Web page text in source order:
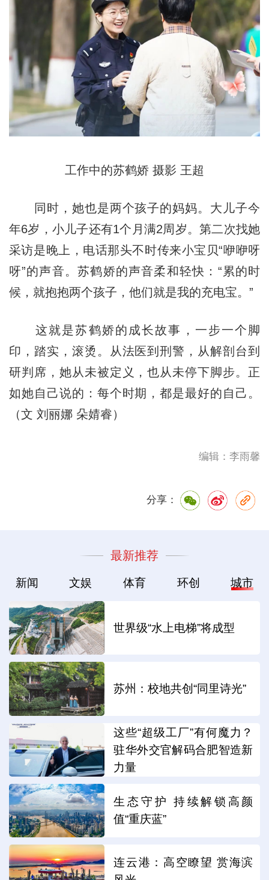
工作中的苏鹤娇 摄影 王超
同时，她也是两个孩子的妈妈。大儿子今
年6岁，小儿子还有1个月满2周岁。第二次找她
采访是晚上，电话那头不时传来小宝贝“咿咿呀
呀”的声音。苏鹤娇的声音柔和轻快：“累的时
候，就抱抱两个孩子，他们就是我的充电宝。”
这就是苏鹤娇的成长故事，一步一个脚
印，踏实，滚烫。从法医到刑警，从解剖台到
研判席，她从未被定义，也从未停下脚步。正
如她自己说的：每个时期，都是最好的自己。
（文 刘丽娜 朵婧睿）
编辑：李雨馨
分享：
最新推荐
新闻 文娱 体育 环创 城市
世界级“水上电梯”将成型
苏州：校地共创“同里诗光”
这些“超级工厂”有何魔力？
驻华外交官解码合肥智造新
力量
生态守护 持续解锁高颜
值“重庆蓝”
连云港：高空瞭望 赏海滨